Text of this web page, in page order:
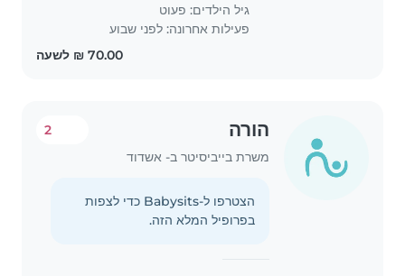
גיל הילדים: פעוט
פעילות אחרונה: לפני שבוע
הורה
משרת בייביסיטר ב- אשדוד
2
הצטרפו ל-Babysits כדי לצפות
בפרופיל המלא הזה.